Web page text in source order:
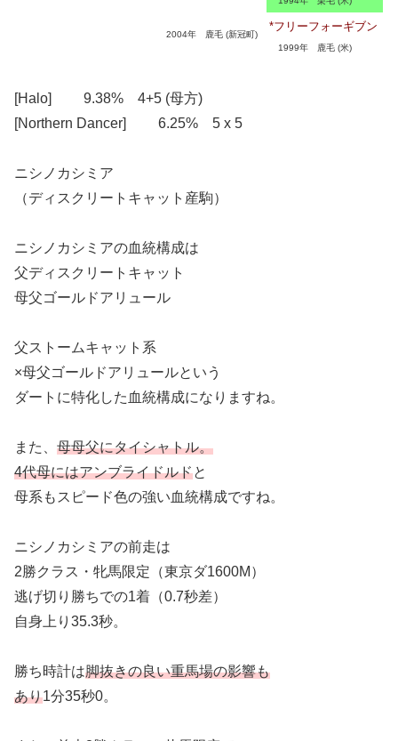
2004年 鹿毛 (新冠町)
*フリーフォーギブン
1999年 鹿毛 (米)
[Halo] 9.38% 4+5 (母方)
[Northern Dancer] 6.25% 5 x 5
ニシノカシミア
（ディスクリートキャット産駒）
ニシノカシミアの血統構成は
父ディスクリートキャット
母父ゴールドアリュール
父ストームキャット系
×母父ゴールドアリュールという
ダートに特化した血統構成になりますね。
また、 母母父にタイシャトル。
4代母にはアンブライドルドと
母系もスピード色の強い血統構成ですね。
ニシノカシミアの前走は
2勝クラス・牝馬限定（東京ダ1600M）
逃げ切り勝ちでの1着（0.7秒差）
自身上り35.3秒。
勝ち時計は脚抜きの良い重馬場の影響も
あり1分35秒0。